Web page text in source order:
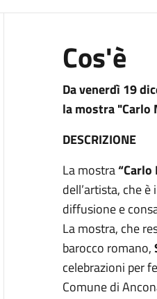
Cos'è
Da venerdì 19
la mostra
DESCRIZIONE
La mostra
dell’artista, che
diffusione e
La mostra, che
barocco romano,
celebrazioni per
Comune di